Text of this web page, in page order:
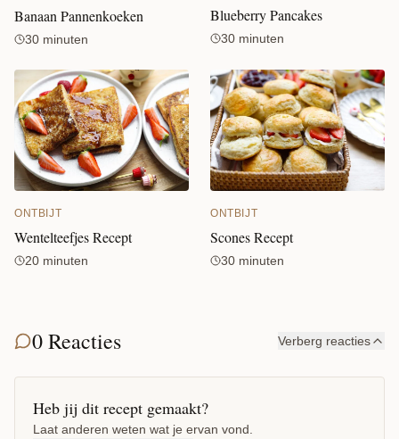
Banaan Pannenkoeken
30 minuten
Blueberry Pancakes
30 minuten
ONTBIJT
Wentelteefjes Recept
20 minuten
ONTBIJT
Scones Recept
30 minuten
0 Reacties Verberg reacties
Heb jij dit recept gemaakt?
Laat anderen weten wat je ervan vond.